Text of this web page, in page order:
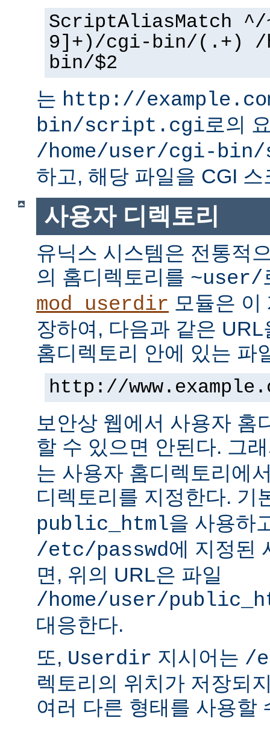
ScriptAliasMatch
9]+)/cgi-bin/(.+) /
bin/$2
는 http://
bin/script.cgi로의
/home/user/cgi-
하고, 해당 파일을 CGI
사용자 디렉토리
유닉스 시스템은 전통적
의 홈디렉토리를 ~user/
mod_userdir 모듈은
장하여, 다음과 같은
홈디렉토리 안에 있는 파
http://
보안상 웹에서 사용자 홈
할 수 있으면 안된다. 그
는 사용자 홈디렉토리에
디렉토리를 지정한다. 기
public_html을 사용하
/etc/passwd에 지정된
면, 위의 URL은 파일
/home/user/
대응한다.
또, Userdir 지시어는 /
렉토리의 위치가 저장되
여러 다른 형태를 사용할